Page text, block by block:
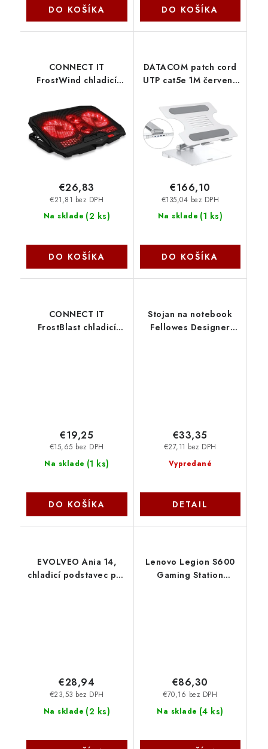
DO KOŠÍKA DO KOŠÍKA
CONNECT IT
FrostWind chladicí
notebook s červeným
podsvícením, ČERNÁ
CCP-2200-RD Connect
IT
Na sklade (2 ks)
€21,81 bez DPH
€26,83
DO KOŠÍKA
DATACOM patch cord
UTP cat5e 1M červený
Na sklade (1 ks)
€135,04 bez DPH
€166,10
DO KOŠÍKA
CONNECT IT
FrostBlast chladicí
Na sklade (1 ks)
€15,65 bez DPH
€19,25
DO KOŠÍKA
Stojan na notebook
Fellowes Designer
Vypredané
€27,11 bez DPH
€33,35
DETAIL
EVOLVEO Ania 14,
chladicí podstavec pro
Na sklade (2 ks)
€23,53 bez DPH
€28,94
Lenovo Legion S600
Gaming Station
Na sklade (4 ks)
€70,16 bez DPH
€86,30